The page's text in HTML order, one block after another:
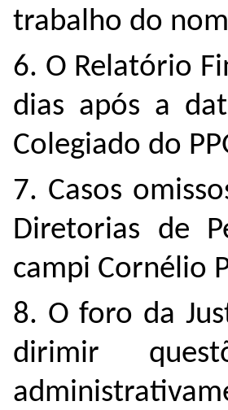
trabalho do
6. O Relatório
dias após a
Colegiado do
7. Casos
Diretorias de
campi Cornélio
8. O foro da
dirimir